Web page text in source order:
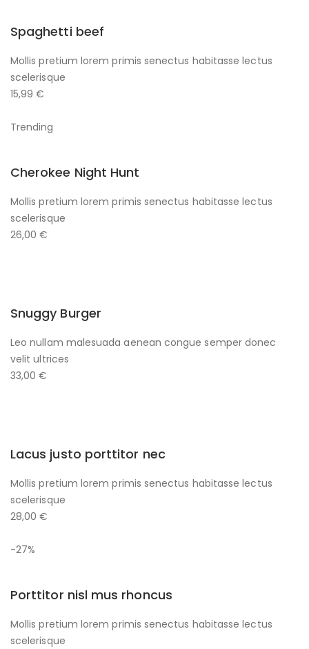
Spaghetti beef
Mollis pretium lorem primis senectus habitasse lectus
scelerisque
15,99 €
Trending
Cherokee Night Hunt
Mollis pretium lorem primis senectus habitasse lectus
scelerisque
26,00 €
Snuggy Burger
Leo nullam malesuada aenean congue semper donec
velit ultrices
33,00 €
Lacus justo porttitor nec
Mollis pretium lorem primis senectus habitasse lectus
scelerisque
28,00 €
-27%
Porttitor nisl mus rhoncus
Mollis pretium lorem primis senectus habitasse lectus
scelerisque